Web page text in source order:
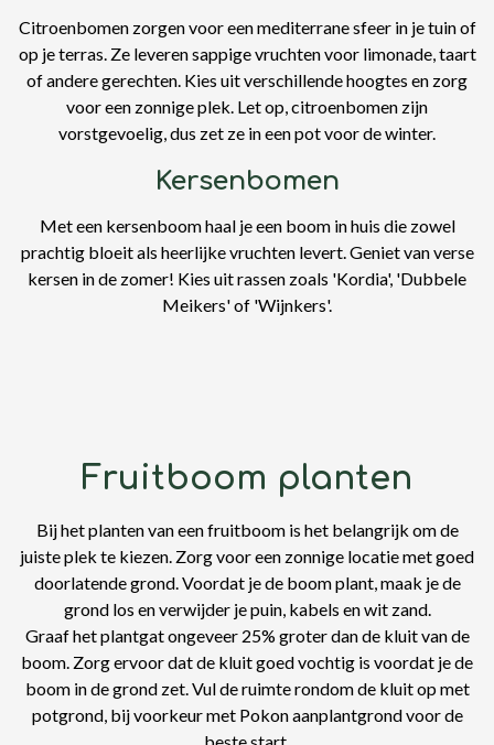
Citroenbomen zorgen voor een mediterrane sfeer in je tuin of
op je terras. Ze leveren sappige vruchten voor limonade, taart
of andere gerechten. Kies uit verschillende hoogtes en zorg
voor een zonnige plek. Let op, citroenbomen zijn
vorstgevoelig, dus zet ze in een pot voor de winter.
Kersenbomen
Met een kersenboom haal je een boom in huis die zowel
prachtig bloeit als heerlijke vruchten levert. Geniet van verse
kersen in de zomer! Kies uit rassen zoals 'Kordia', 'Dubbele
Meikers' of 'Wijnkers'.
Fruitboom planten
Bij het planten van een fruitboom is het belangrijk om de
juiste plek te kiezen. Zorg voor een zonnige locatie met goed
doorlatende grond. Voordat je de boom plant, maak je de
grond los en verwijder je puin, kabels en wit zand.
Graaf het plantgat ongeveer 25% groter dan de kluit van de
boom. Zorg ervoor dat de kluit goed vochtig is voordat je de
boom in de grond zet. Vul de ruimte rondom de kluit op met
potgrond, bij voorkeur met Pokon aanplantgrond voor de